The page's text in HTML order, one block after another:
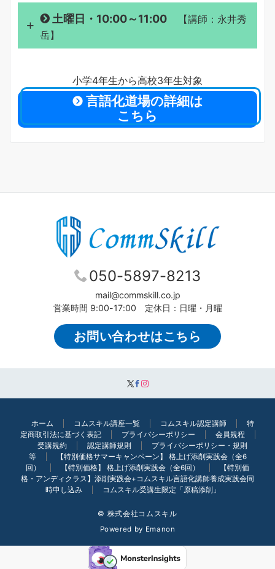
教師として１４年が過ぎました。
CSAで学び終えた今、この経験が逆
だったらよかったかもしれないと思
うのです。
まずCSAで洗練された日本語を学
びます。わかりやすい話し方には、
無駄な言葉の羅列がありません。外
国人には簡潔に説明する必要があり
ます。日本語がよくわからない人に
は、中学生への指導にも役にたった
でしょう。教え子たちにプレゼンテ
ーションする楽しさを体験させたか
ったです。
しかし、今からでも遅くありませ
ん。みなさんとともに言葉の森を散
策し、相手の心に届く表現をみつけ
土曜日・10:00～11:00
【講師：永井秀
岳】
中級スピーチアップグレーダー
キャリアコンサルタントとして大
学でキャリア形成と就職支援に関す
る講義を担当しています。学生から
相談を受け応募書類を添削している
と、文章表現の幼さが目立ちます。
会話の中ではその人ならではの経験
と逸話が出てくるのですが、言葉足
っていないのです。就職活動におい
て自己分析を重ねた後、最後に必要
なのは言語化する能力です。
最近では生成AIを使って就活準備
を始める動きが出ていますが、その
機械へ向けた指示も言葉で行われま
す。どれほど膨大な情報量があって
小学4年生から高校3年生対象
言語化道場の詳細は
こちら
050-5897-8213
mail@commskill.co.jp
営業時間 9:00-17:00 定休日：日曜・月曜
お問い合わせはこちら
ホーム コムスキル講座一覧 コムスキル認定講師
特
定商取引法に基づく表記
プライバシーポリシー
会員規程
受講規約
認定講師規則
プライバシーポリシー・規則
等
【特別価格サマーキャンペーン】 格上げ添削実践会（全6
回）
【特別価格】 格上げ添削実践会（全6回）
【特別価
格・アンディクラス】添削実践会+コムスキル言語化講師養成実践会同
時申し込み
コムスキル受講生限定「原稿添削」
© 株式会社コムスキル
Powered by Emanon